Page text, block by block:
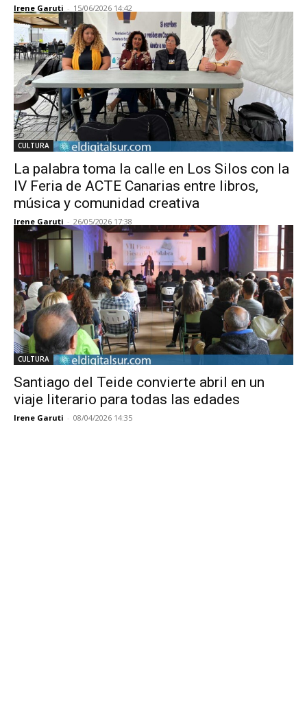
Irene Garuti - 15/06/2026 14:42
CULTURA
La palabra toma la calle en Los Silos con la
IV Feria de ACTE Canarias entre libros,
música y comunidad creativa
Irene Garuti - 26/05/2026 17:38
CULTURA
Santiago del Teide convierte abril en un
viaje literario para todas las edades
Irene Garuti - 08/04/2026 14:35